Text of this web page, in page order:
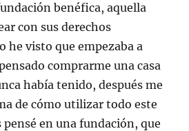
benéfica, aquella
con sus derechos
he visto que empezaba a
comprarme una casa
había tenido, después me
de cómo utilizar todo este
en una fundación, que